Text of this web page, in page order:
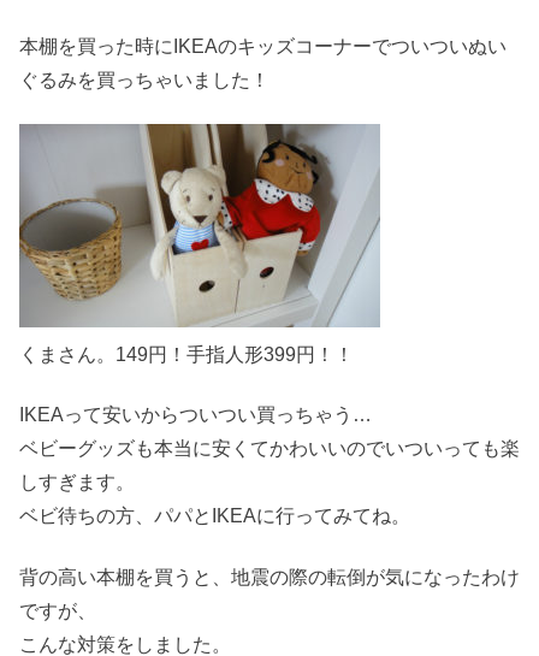
本棚を買った時にIKEAのキッズコーナーでついついぬい
ぐるみを買っちゃいました！
くまさん。149円！手指人形399円！！
IKEAって安いからついつい買っちゃう…
ベビーグッズも本当に安くてかわいいのでいついっても楽
しすぎます。
ベビ待ちの方、パパとIKEAに行ってみてね。
背の高い本棚を買うと、地震の際の転倒が気になったわけ
ですが、
こんな対策をしました。